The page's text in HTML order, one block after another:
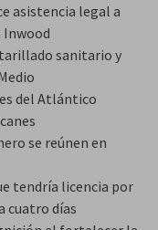
asistencia legal a
Inwood
sanitario y
del Atlántico
se reúnen en
tendría licencia por
cuatro días